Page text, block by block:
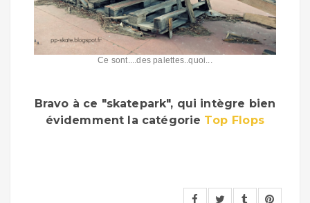
Ce sont....des palettes..quoi...
Bravo à ce "skatepark", qui intègre bien
évidemment la catégorie Top Flops